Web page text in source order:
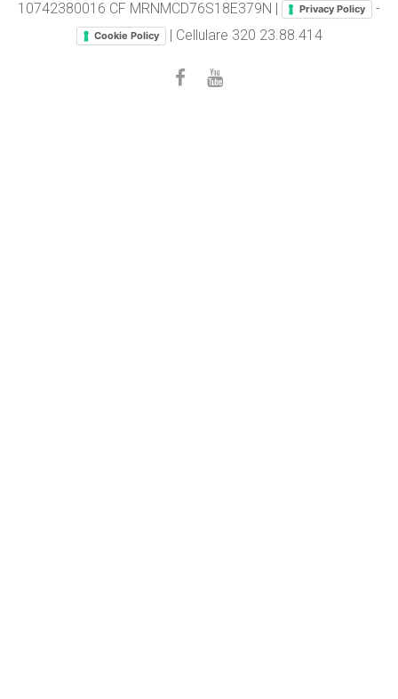
10742380016 CF MRNMCD76S18E379N |
Privacy Policy -
Cookie Policy | Cellulare 320 23.88.414